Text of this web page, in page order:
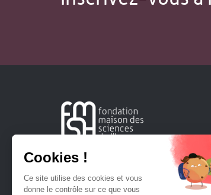
Créée en 1963, la Fondation Maison
soutient la recherche et la diffusion des
sciences humaines et sociales.